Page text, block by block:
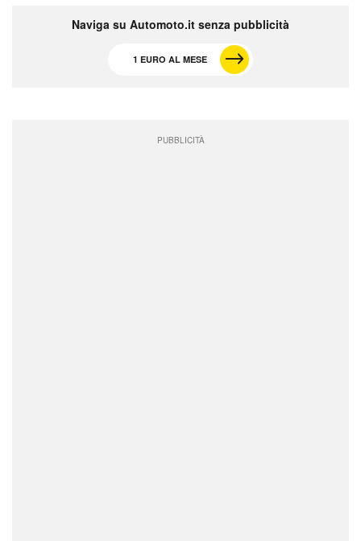
Naviga su Automoto.it senza pubblicità
1 EURO AL MESE
PUBBLICITÀ